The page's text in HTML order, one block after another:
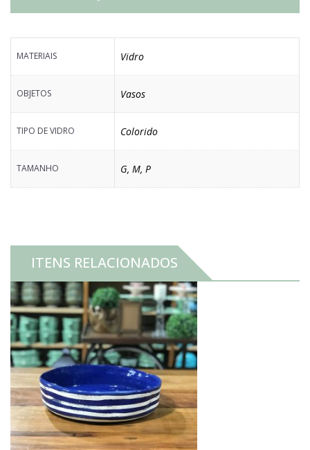
MATERIAIS Vidro
OBJETOS Vasos
TIPO DE VIDRO Colorido
TAMANHO G, M, P
ITENS RELACIONADOS